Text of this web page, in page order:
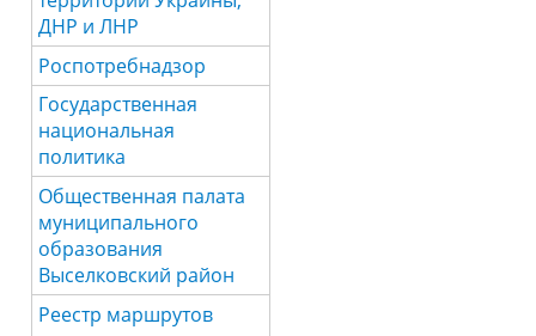
ДНР и ЛНР
Роспотребнадзор
Государственная
национальная
политика
Общественная палата
муниципального
образования
Выселковский район
Реестр маршрутов